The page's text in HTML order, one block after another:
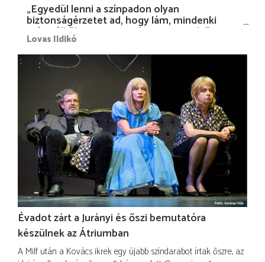
„Egyedül lenni a színpadon olyan
biztonságérzetet ad, hogy lám, mindenki
más nélkül is megvagyok magammal…”
Lovas Ildikó
Évadot zárt a Jurányi és őszi bemutatóra
készülnek az Átriumban
A Milf után a Kovács ikrek egy újabb színdarabot írtak őszre, az